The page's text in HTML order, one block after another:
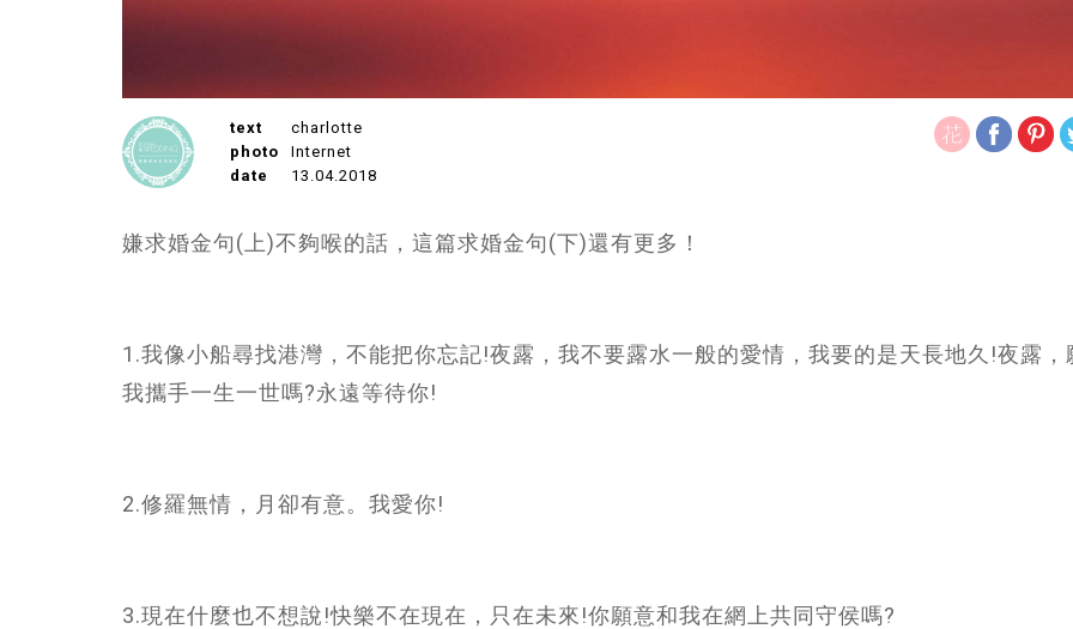
text
charlotte
photo
Internet
date
13.04.2018
嫌求婚金句(上)不夠喉的話，這篇求婚金句(下)還有更多！
1.我像小船尋找港灣，不能把你忘記!夜露，我不要露水一般的愛情，我要的是天長地久!夜露，
我攜手一生一世嗎?永遠等待你!
2.修羅無情，月卻有意。我愛你!
3.現在什麼也不想說!快樂不在現在，只在未來!你願意和我在網上共同守侯嗎?